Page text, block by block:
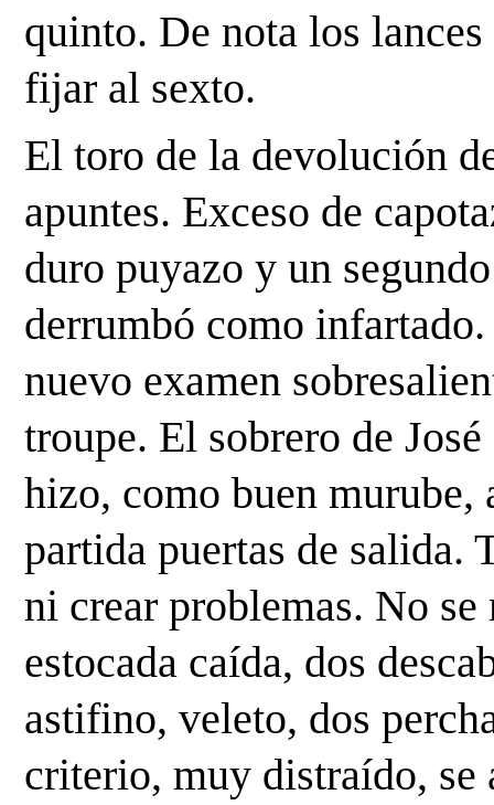
quinto. De nota los
fijar al sexto.
El toro de la devolución
apuntes. Exceso de
duro puyazo y un
derrumbó como
nuevo examen
troupe. El sobrero de
hizo, como buen murube,
partida puertas de salida.
ni crear problemas. No
estocada caída, dos
astifino, veleto, dos
criterio, muy distraído,